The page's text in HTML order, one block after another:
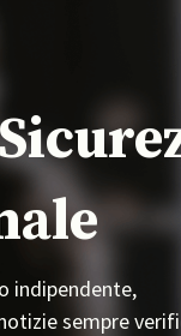
indipendente,
sempre